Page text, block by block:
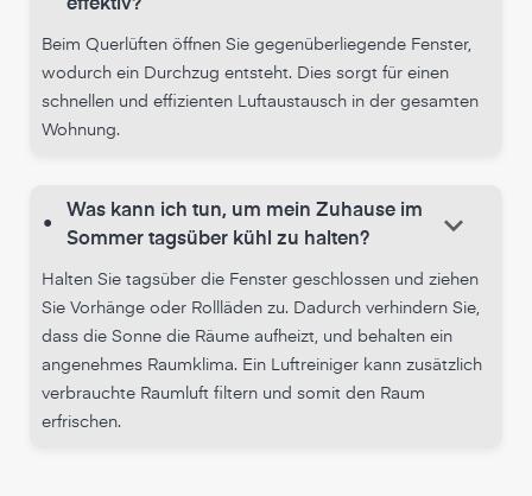
effektiv?
Beim Querlüften öffnen Sie gegenüberliegende Fenster,
wodurch ein Durchzug entsteht. Dies sorgt für einen
schnellen und effizienten Luftaustausch in der gesamten
Wohnung.
•
Was kann ich tun, um mein Zuhause im
Sommer tagsüber kühl zu halten?
keyboard_arrow_down
Halten Sie tagsüber die Fenster geschlossen und ziehen
Sie Vorhänge oder Rollläden zu. Dadurch verhindern Sie,
dass die Sonne die Räume aufheizt, und behalten ein
angenehmes Raumklima. Ein Luftreiniger kann zusätzlich
verbrauchte Raumluft filtern und somit den Raum
erfrischen.